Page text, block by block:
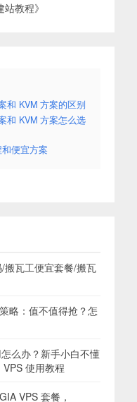
站教程》
和 KVM 方案的区别
和 KVM 方案怎么选
便宜方案
搬瓦工便宜套餐/搬瓦
略：值不值得抢？怎
么办？新手小白不懂
使用教程
VPS 套餐，